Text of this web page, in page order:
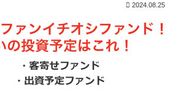
2024.08.25